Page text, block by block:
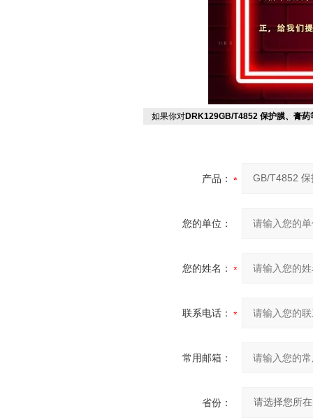
如果你对DRK129GB/T4852 保护膜、膏药
产品：
您的单位：
您的姓名：
联系电话：
常用邮箱：
省份：